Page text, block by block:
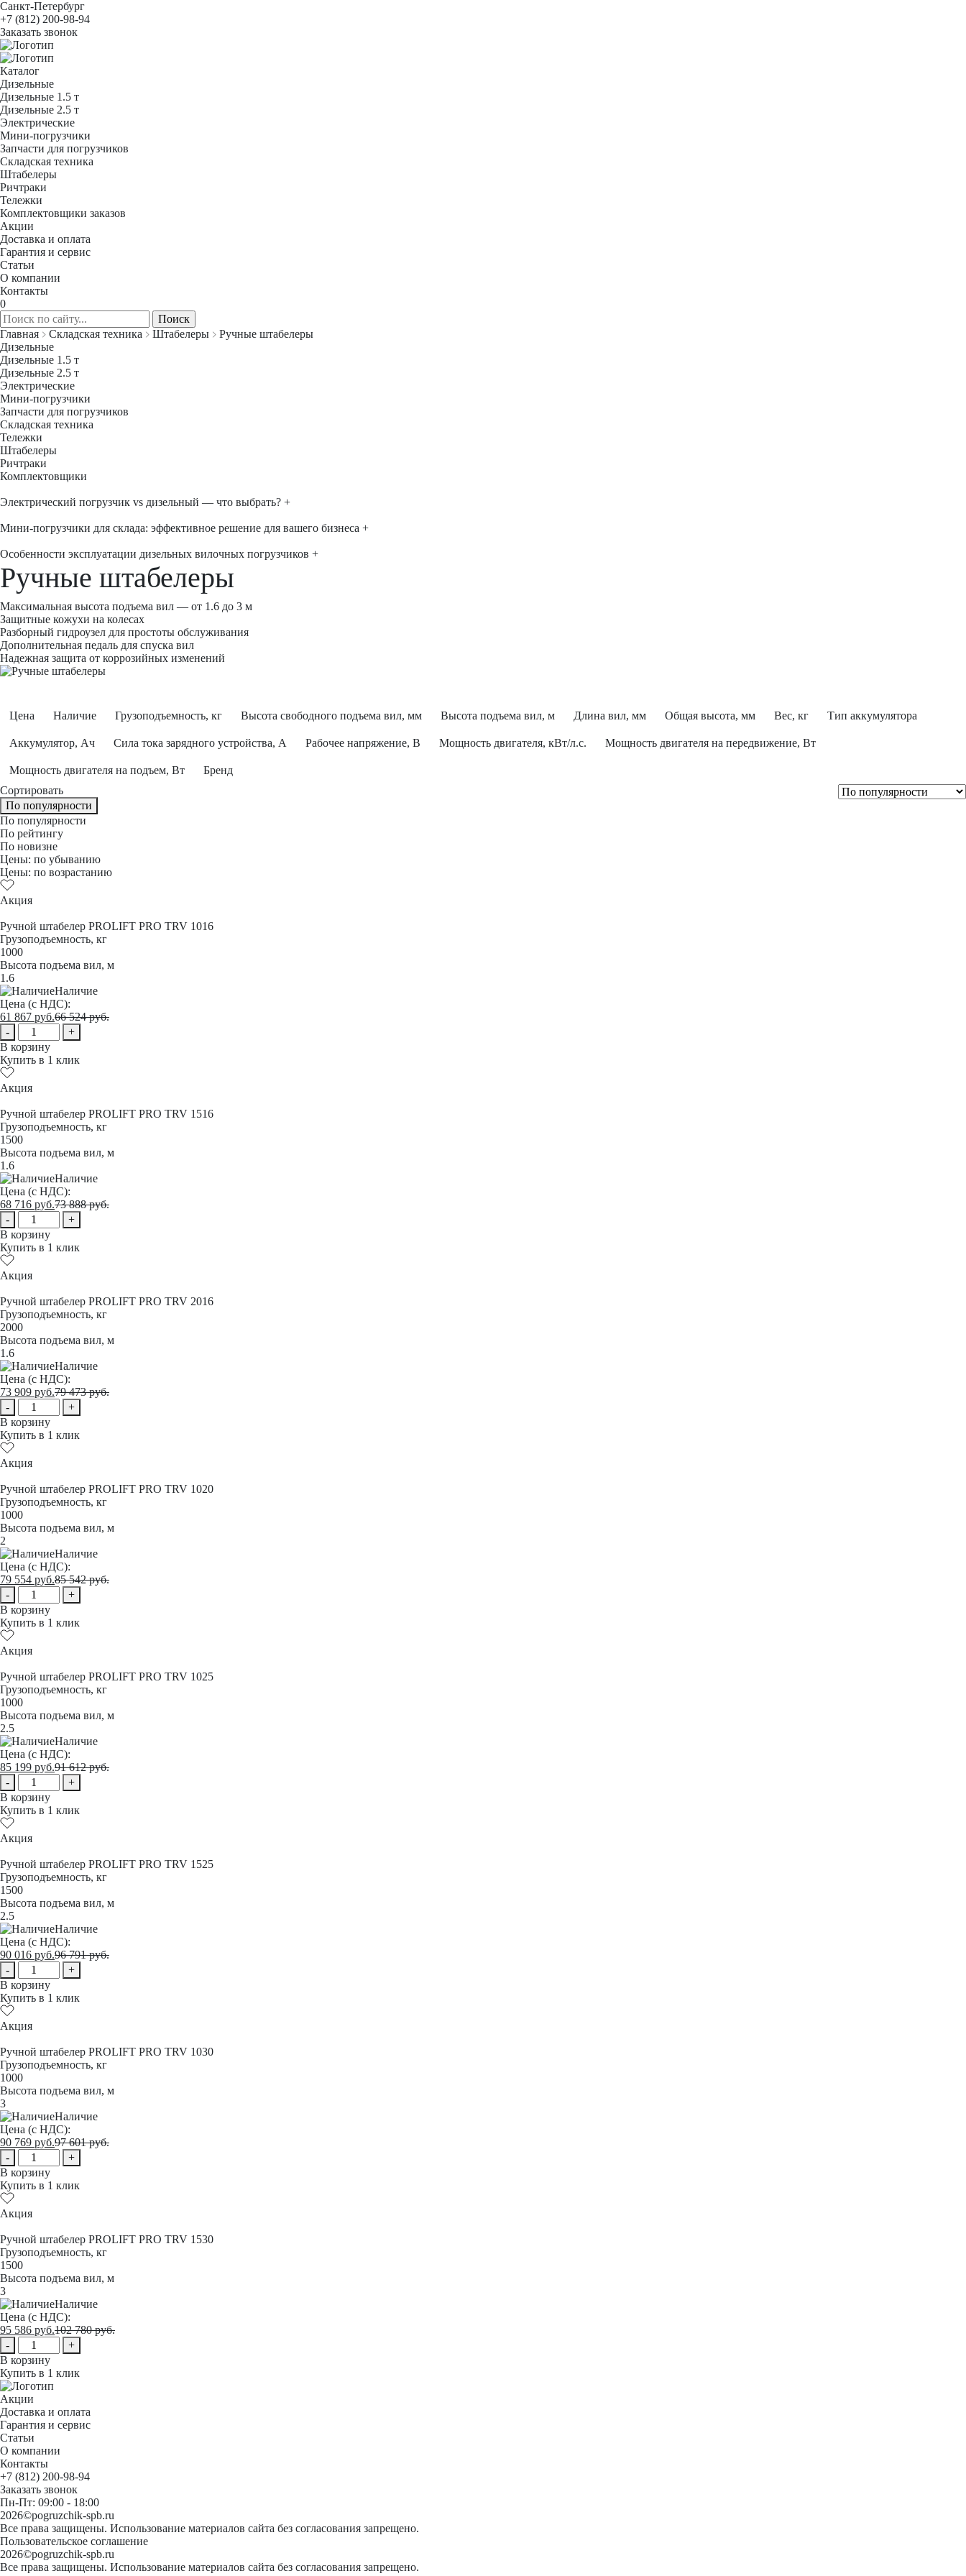
Санкт-Петербург
+7 (812) 200-98-94
Заказать звонок
Каталог
Дизельные
Дизельные 1.5 т
Дизельные 2.5 т
Электрические
Мини-погрузчики
Запчасти для погрузчиков
Складская техника
Штабелеры
Ричтраки
Тележки
Комплектовщики заказов
Акции
Доставка и оплата
Гарантия и сервис
Статьи
О компании
Контакты
0
Главная Складская техника Штабелеры
Ручные штабелеры
Дизельные
Дизельные 1.5 т
Дизельные 2.5 т
Электрические
Мини-погрузчики
Запчасти для погрузчиков
Складская техника
Тележки
Штабелеры
Ричтраки
Комплектовщики
Электрический погрузчик vs дизельный — что выбрать? +
Мини-погрузчики для склада: эффективное решение для вашего бизнеса +
Особенности эксплуатации дизельных вилочных погрузчиков +
Ручные штабелеры
Максимальная высота подъема вил — от 1.6 до 3 м
Защитные кожухи на колесах
Разборный гидроузел для простоты обслуживания
Дополнительная педаль для спуска вил
Надежная защита от коррозийных изменений
Цена Наличие Грузоподъемность, кг Высота свободного подъема вил, мм Высота подъема вил, м Длина вил, мм Общая высота, мм Вес, кг Тип аккумулятора
Аккумулятор, Ач Сила тока зарядного устройства, А Рабочее напряжение, В Мощность двигателя, кВт/л.с. Мощность двигателя на передвижение, Вт
Мощность двигателя на подъем, Вт
Бренд
Сортировать
По популярности
По популярности
По рейтингу
По новизне
Цены: по убыванию
Цены: по возрастанию
Акция
Ручной штабелер PROLIFT PRO TRV 1016
Грузоподъемность, кг
1000
Высота подъема вил, м
1.6
Наличие
Цена (с НДС):
61 867 руб.66 524руб.
-
+
В корзину
Купить в 1 клик
Акция
Ручной штабелер PROLIFT PRO TRV 1516
Грузоподъемность, кг
1500
Высота подъема вил, м
1.6
Наличие
Цена (с НДС):
68 716 руб.73 888руб.
-
+
В корзину
Купить в 1 клик
Акция
Ручной штабелер PROLIFT PRO TRV 2016
Грузоподъемность, кг
2000
Высота подъема вил, м
1.6
Наличие
Цена (с НДС):
73 909 руб.79 473руб.
-
+
В корзину
Купить в 1 клик
Акция
Ручной штабелер PROLIFT PRO TRV 1020
Грузоподъемность, кг
1000
Высота подъема вил, м
2
Наличие
Цена (с НДС):
79 554 руб.85 542руб.
-
+
В корзину
Купить в 1 клик
Акция
Ручной штабелер PROLIFT PRO TRV 1025
Грузоподъемность, кг
1000
Высота подъема вил, м
2.5
Наличие
Цена (с НДС):
85 199 руб.91 612руб.
-
+
В корзину
Купить в 1 клик
Акция
Ручной штабелер PROLIFT PRO TRV 1525
Грузоподъемность, кг
1500
Высота подъема вил, м
2.5
Наличие
Цена (с НДС):
90 016 руб.96 791руб.
-
+
В корзину
Купить в 1 клик
Акция
Ручной штабелер PROLIFT PRO TRV 1030
Грузоподъемность, кг
1000
Высота подъема вил, м
3
Наличие
Цена (с НДС):
90 769 руб.97 601руб.
-
+
В корзину
Купить в 1 клик
Акция
Ручной штабелер PROLIFT PRO TRV 1530
Грузоподъемность, кг
1500
Высота подъема вил, м
3
Наличие
Цена (с НДС):
95 586 руб.102 780руб.
-
+
В корзину
Купить в 1 клик
Акции
Доставка и оплата
Гарантия и сервис
Статьи
О компании
Контакты
+7 (812) 200-98-94
Заказать звонок
Пн-Пт: 09:00 - 18:00
2026©pogruzchik-spb.ru
Все права защищены. Использование материалов сайта без согласования запрещено.
Пользовательское соглашение
2026©pogruzchik-spb.ru
Все права защищены. Использование материалов сайта без согласования запрещено.